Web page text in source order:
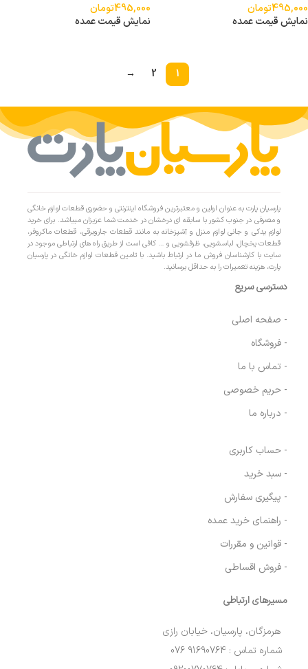
495,000تومان
نمایش قیمت عمده
495,000تومان
نمایش قیمت عمده
1
2
→
پارسیان پارت به عنوان اولین و معتبرترین فروشگاه اینترنتی و حضوری قطعات لوازم خانگی
و مصرفی در جنوب کشور با سابقه ای درخشان در خدمت شما عزیزان میباشد. برای خرید
لوازم یدکی و جانی لوازم منزل و آشپزخانه به مانند قطعات جاروبرقی، قطعات ماکروفر،
قطعات یخچال، لباسشویی، ظرفشویی و … کافی است از طریق راه های ارتباطی موجود در
سایت با کارشناسان فروش ما در ارتباط باشید. با تامین قطعات لوازم خانگی در پارسیان
پارت، هزینه تعمیرات را به حداقل برسانید.
دسترسی سریع
- صفحه اصلی
- فروشگاه
- تماس با ما
- حریم خصوصی
- درباره ما
- حساب کاربری
- سبد خرید
- پیگیری سفارش
- راهنمای خرید عمده
- قوانین و مقررات
- فروش اقساطی
مسیرهای ارتباطی
هرمزگان، پارسیان، خیابان رازی
شماره تماس : 91690764 076